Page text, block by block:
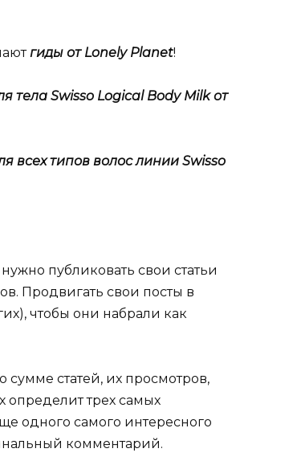
гиды от Lonely Planet!
тела Swisso Logical Body Milk от
всех типов волос линии Swisso
публиковать свои статьи
Продвигать свои посты в
чтобы они набрали как
статей, их просмотров,
определит трех самых
одного самого интересного
комментарий.